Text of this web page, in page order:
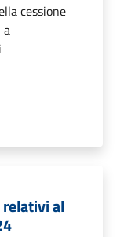
cessione
a
al